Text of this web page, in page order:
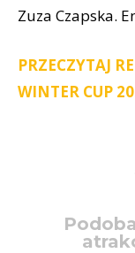
Zuza Czapska.
PRZECZYTAJ
WINTER CUP